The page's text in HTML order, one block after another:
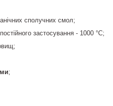
сполучних смол;
застосування - 1000 °С;
;